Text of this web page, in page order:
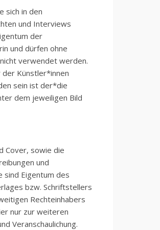
sich in den
und Interviews
der
und dürfen ohne
verwendet werden.
der Künstler*innen
sein ist der*die
dem jeweiligen Bild
Cover, sowie die
und
sind Eigentum des
bzw. Schriftstellers
Rechteinhabers
nur zur weiteren
Veranschaulichung.